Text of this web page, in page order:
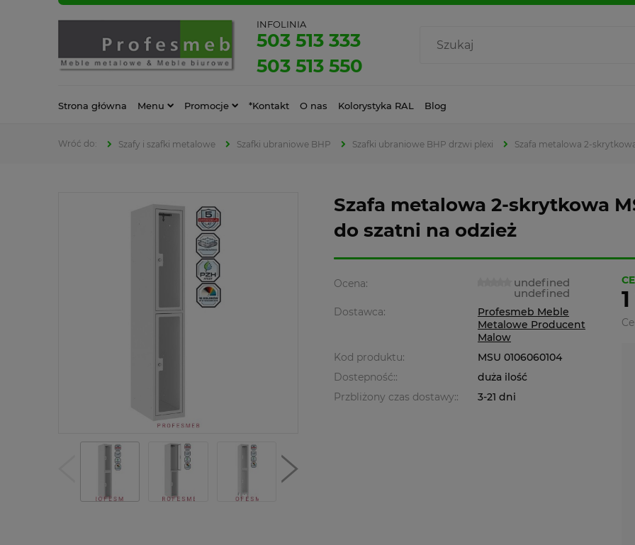
INFOLINIA
503 513 333
503 513 550
Strona główna Menu Promocje *Kontakt O nas Kolorystyka RAL Blog
Szafy i szafki metalowe Szafki ubraniowe BHP Szafki ubraniowe BHP drzwi plexi Szafa metalowa 2-
Szafa metalowa 2-skrytkowa
do szatni na odzież
Ocena: undefined
undefined
Dostawca:
Profesmeb Meble
Metalowe Producent
Malow
Kod produktu:
MSU 0106060104
Dostepność::
duża ilość
Przbliżony czas dostawy::
3-21 dni